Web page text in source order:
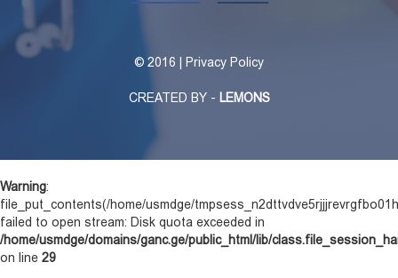
© 2016 | Privacy Policy
CREATED BY - LEMONS
Warning:
file_put_contents(/home/usmdge/
failed to open stream: Disk quota exceeded in
/home/usmdge/domains/ganc.ge/public_html/lib/
on line 29